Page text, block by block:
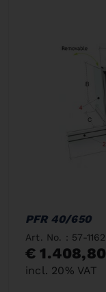
PFR 40/650
Art. No. : 57-1162
€ 1.408,80
incl. 20% VAT